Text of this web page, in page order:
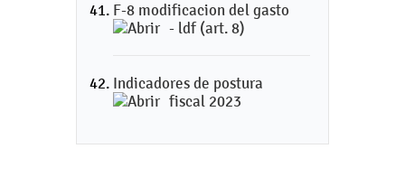
F-8 modificacion del gasto
- ldf (art. 8)
Indicadores de postura
fiscal 2023